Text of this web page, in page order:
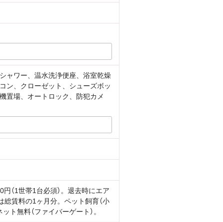
ャワー、温水洗浄便座、浴室乾燥
ン、クローゼット、シューズボッ
置場、オートロック、防犯カメ
（1世帯1台必須）。退去時にエア
賃料の1ヶ月分。ペット飼育（小
無料（ファイバーゲート）。